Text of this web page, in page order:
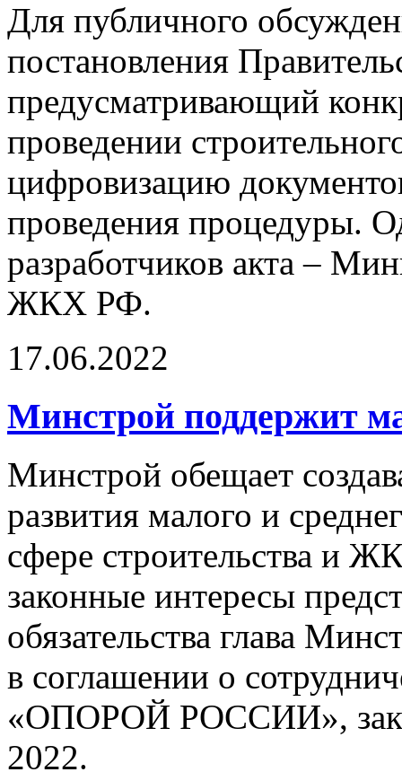
Для публичного
постановления
предусматривающий
проведении
цифровизацию
проведения процедуры.
разработчиков акта –
ЖКХ РФ.
17.06.2022
Минстрой поддержит
Минстрой обещает
развития малого и
сфере строительства и
законные интересы
обязательства глава
в соглашении о
«ОПОРОЙ РОССИИ»,
2022.